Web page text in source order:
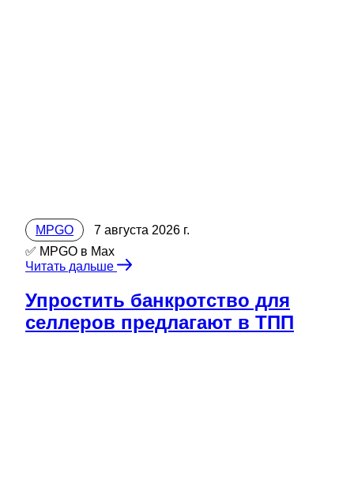
MPGO
7 августа 2026 г.
✅ MPGO в Мах
Читать дальше
Упростить банкротство для
селлеров предлагают в ТПП